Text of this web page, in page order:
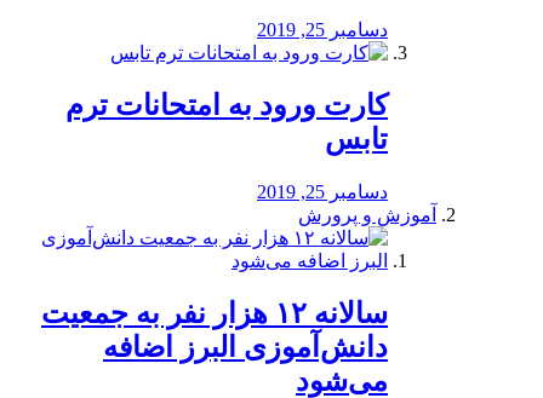
دسامبر 25, 2019
کارت ورود به امتحانات ترم
تابس
دسامبر 25, 2019
آموزش و پرورش
️سالانه ۱۲ هزار نفر به جمعیت
دانش‌آموزی البرز اضافه
می‌شود